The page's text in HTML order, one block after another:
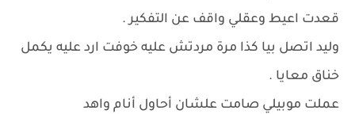
قعدت اعيط وعقلي واقف عن التفكير .
وليد اتصل بيا كذا مرة مردتش عليه خوفت ارد عليه يكمل
خناق معايا .
عملت موبيلي صامت علشان أحاول أنام واهد